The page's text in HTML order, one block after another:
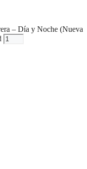
– Día y Noche (Nueva